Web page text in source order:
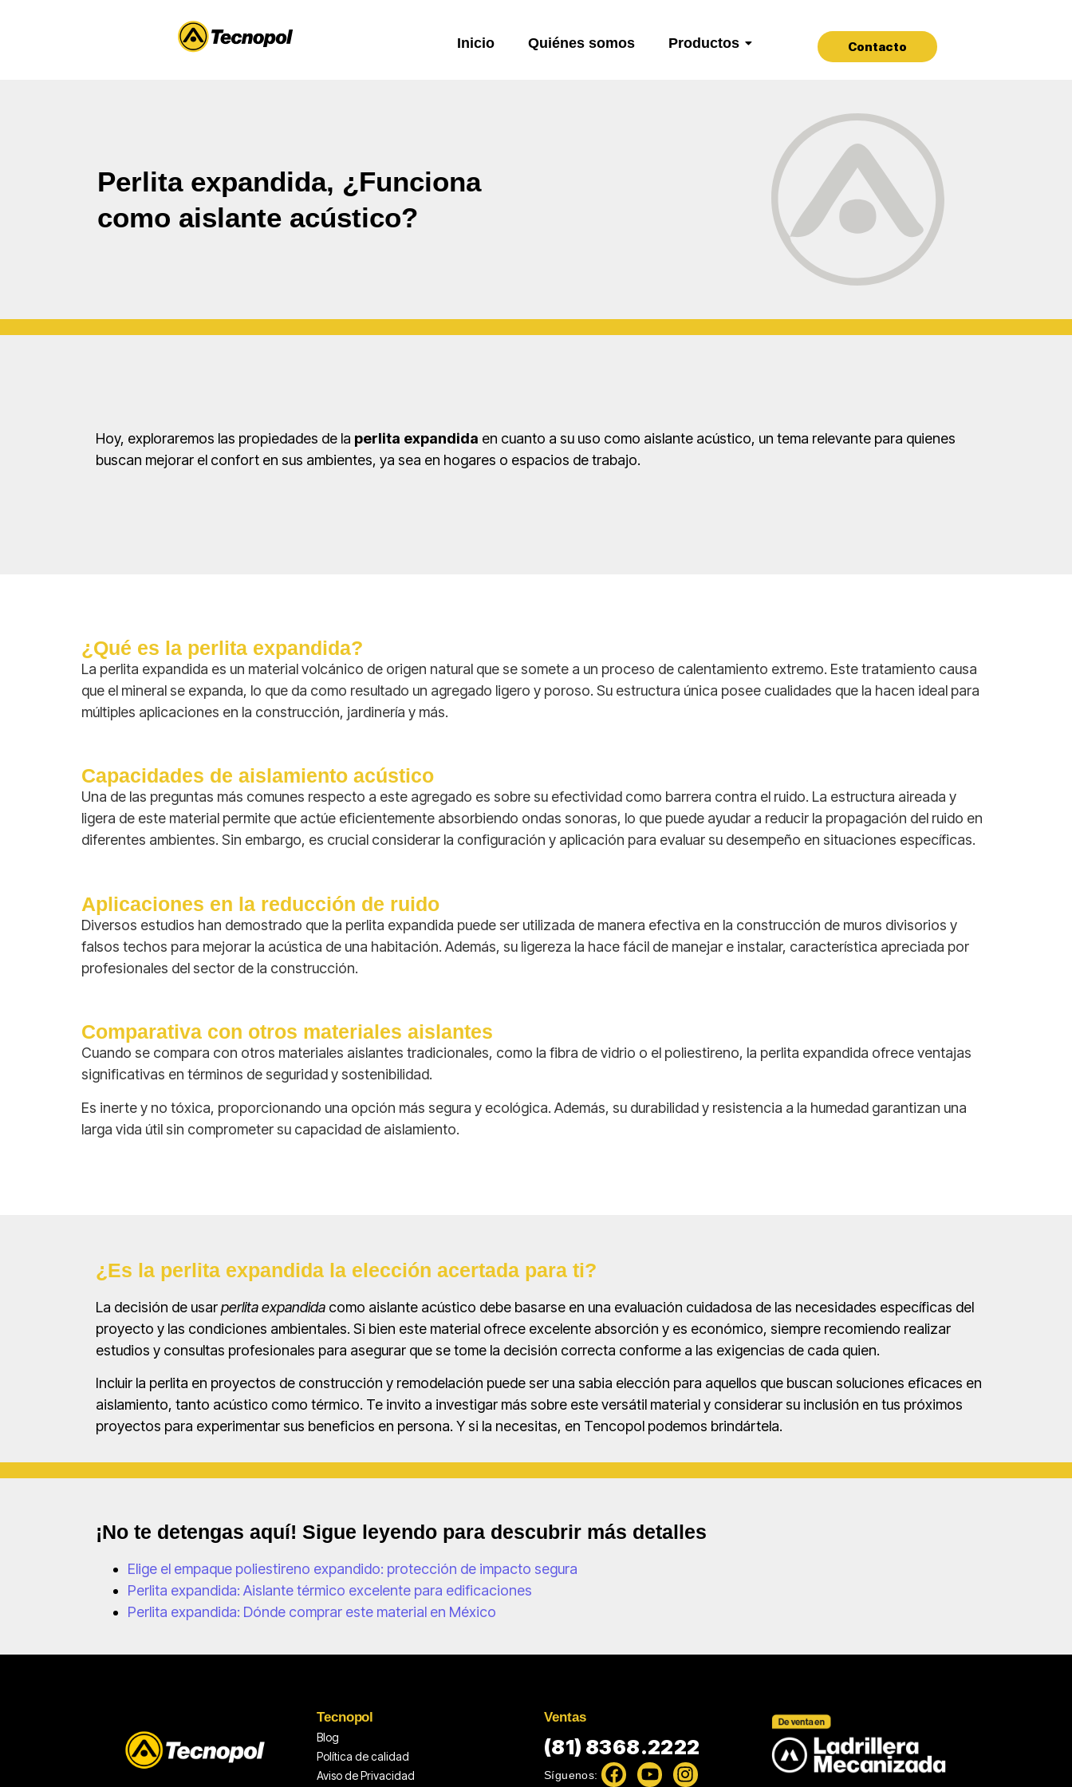
Inicio Quiénes somos Productos Contacto
Perlita expandida, ¿Funciona
como aislante acústico?
Hoy, exploraremos las propiedades de la perlita expandida en cuanto a su uso como aislante acústico, un tema relevante para quienes
buscan mejorar el confort en sus ambientes, ya sea en hogares o espacios de trabajo.
¿Qué es la perlita expandida?
La perlita expandida es un material volcánico de origen natural que se somete a un proceso de calentamiento extremo. Este tratamiento causa
que el mineral se expanda, lo que da como resultado un agregado ligero y poroso. Su estructura única posee cualidades que la hacen ideal para
múltiples aplicaciones en la construcción, jardinería y más.
Capacidades de aislamiento acústico
Una de las preguntas más comunes respecto a este agregado es sobre su efectividad como barrera contra el ruido. La estructura aireada y
ligera de este material permite que actúe eficientemente absorbiendo ondas sonoras, lo que puede ayudar a reducir la propagación del ruido en
diferentes ambientes. Sin embargo, es crucial considerar la configuración y aplicación para evaluar su desempeño en situaciones específicas.
Aplicaciones en la reducción de ruido
Diversos estudios han demostrado que la perlita expandida puede ser utilizada de manera efectiva en la construcción de muros divisorios y
falsos techos para mejorar la acústica de una habitación. Además, su ligereza la hace fácil de manejar e instalar, característica apreciada por
profesionales del sector de la construcción.
Comparativa con otros materiales aislantes
Cuando se compara con otros materiales aislantes tradicionales, como la fibra de vidrio o el poliestireno, la perlita expandida ofrece ventajas
significativas en términos de seguridad y sostenibilidad.
Es inerte y no tóxica, proporcionando una opción más segura y ecológica. Además, su durabilidad y resistencia a la humedad garantizan una
larga vida útil sin comprometer su capacidad de aislamiento.
¿Es la perlita expandida la elección acertada para ti?
La decisión de usarperlita expandida como aislante acústico debe basarse en una evaluación cuidadosa de las necesidades específicas del
proyecto y las condiciones ambientales. Si bien este material ofrece excelente absorción y es económico, siempre recomiendo realizar
estudios y consultas profesionales para asegurar que se tome la decisión correcta conforme a las exigencias de cada quien.
Incluir la perlita en proyectos de construcción y remodelación puede ser una sabia elección para aquellos que buscan soluciones eficaces en
aislamiento, tanto acústico como térmico. Te invito a investigar más sobre este versátil material y considerar su inclusión en tus próximos
proyectos para experimentar sus beneficios en persona. Y si la necesitas, en Tencopol podemos brindártela.
¡No te detengas aquí! Sigue leyendo para descubrir más detalles
Elige el empaque poliestireno expandido: protección de impacto segura
Perlita expandida: Aislante térmico excelente para edificaciones
Perlita expandida: Dónde comprar este material en México
Tecnopol
Blog
Política de calidad
Aviso de Privacidad
Ventas
(81) 8368.2222
Síguenos: